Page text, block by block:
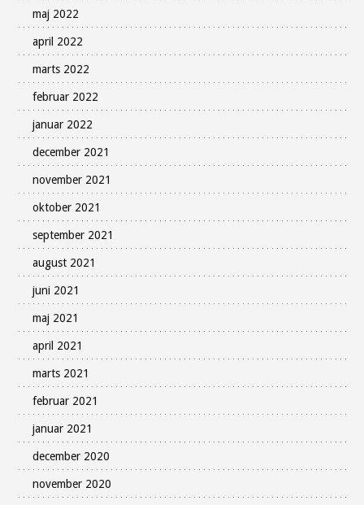
maj 2022
april 2022
marts 2022
februar 2022
januar 2022
december 2021
november 2021
oktober 2021
september 2021
august 2021
juni 2021
maj 2021
april 2021
marts 2021
februar 2021
januar 2021
december 2020
november 2020